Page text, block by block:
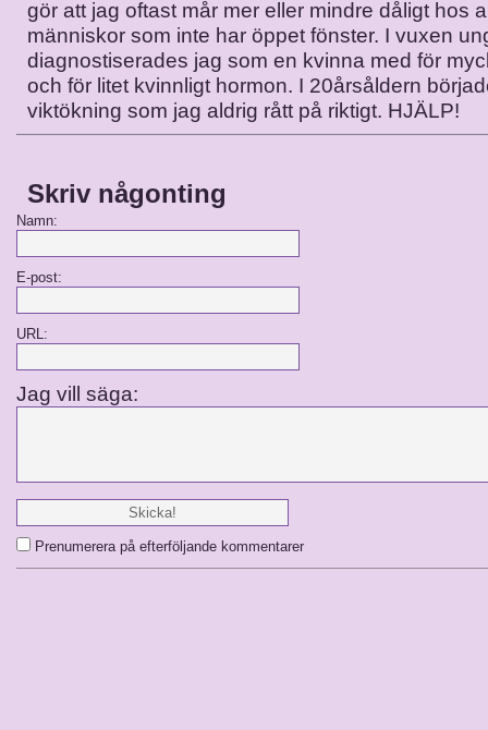
gör att jag oftast mår mer eller mindre dåligt hos
människor som inte har öppet fönster. I vuxen
diagnostiserades jag som en kvinna med för
och för litet kvinnligt hormon. I 20årsåldern
viktökning som jag aldrig rått på riktigt. HJÄLP!
Skriv någonting
Namn:
E-post:
URL:
Jag vill säga:
Prenumerera på efterföljande kommentarer